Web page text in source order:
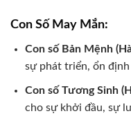
Con Số May Mắn:
Con số Bản Mệnh
sự phát triển, ổn định
Con số Tương Sinh
cho sự khởi đầu, sự